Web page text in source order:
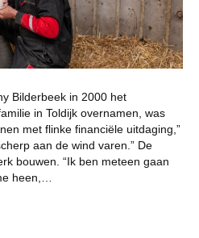
Bilderbeek in 2000 het
in Toldijk overnamen, was
met flinke financiële uitdaging,”
aan de wind varen.” De
bouwen. “Ik ben meteen gaan
heen,…